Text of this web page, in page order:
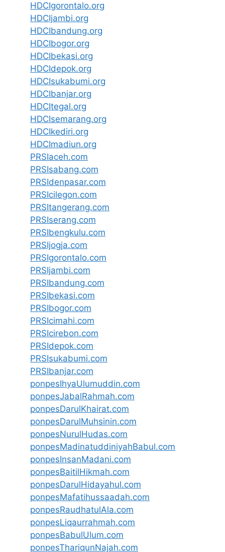
HDCIgorontalo.org
HDCIjambi.org
HDCIbandung.org
HDCIbogor.org
HDCIbekasi.org
HDCIdepok.org
HDCIsukabumi.org
HDCIbanjar.org
HDCItegal.org
HDCIsemarang.org
HDCIkediri.org
HDCImadiun.org
PRSIaceh.com
PRSIsabang.com
PRSIdenpasar.com
PRSIcilegon.com
PRSItangerang.com
PRSIserang.com
PRSIbengkulu.com
PRSIjogja.com
PRSIgorontalo.com
PRSIjambi.com
PRSIbandung.com
PRSIbekasi.com
PRSIbogor.com
PRSIcimahi.com
PRSIcirebon.com
PRSIdepok.com
PRSIsukabumi.com
PRSIbanjar.com
ponpesIhyaUlumuddin.com
ponpesJabalRahmah.com
ponpesDarulKhairat.com
ponpesDarulMuhsinin.com
ponpesNurulHudas.com
ponpesMadinatuddiniyahBabul.com
ponpesInsanMadani.com
ponpesBaitilHikmah.com
ponpesDarulHidayahul.com
ponpesMafatihussaadah.com
ponpesRaudhatulAla.com
ponpesLiqaurrahmah.com
ponpesBabulUlum.com
ponpesThariqunNajah.com